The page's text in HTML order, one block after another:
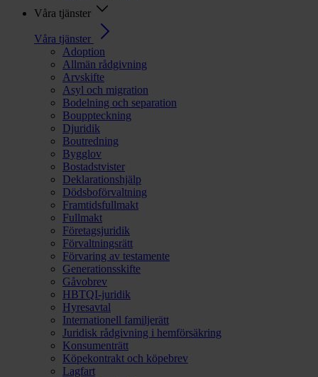
Våra tjänster
Våra tjänster
Adoption
Allmän rådgivning
Arvskifte
Asyl och migration
Bodelning och separation
Bouppteckning
Djuridik
Boutredning
Bygglov
Bostadstvister
Deklarationshjälp
Dödsboförvaltning
Framtidsfullmakt
Fullmakt
Företagsjuridik
Förvaltningsrätt
Förvaring av testamente
Generationsskifte
Gåvobrev
HBTQI-juridik
Hyresavtal
Internationell familjerätt
Juridisk rådgivning i hemförsäkring
Konsumenträtt
Köpekontrakt och köpebrev
Lagfart